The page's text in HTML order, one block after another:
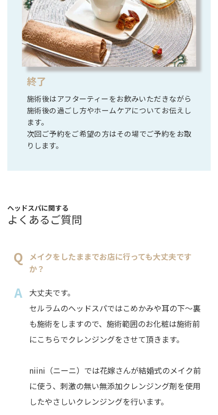
終了
施術後はアフターティーをお飲みいただきながら
施術後の過ごし方やホームケアについてお伝えし
ます。
次回ご予約をご希望の方はその場でご予約をお取
りします。
ヘッドスパに関する
よくあるご質問
メイクをしたままでお店に行っても大丈夫です
か？
大丈夫です。
セルラムのヘッドスパではこめかみや耳の下～裏
も施術をしますので、施術範囲のお化粧は施術前
にこちらでクレンジングをさせて頂きます。
niini（ニーニ）では花嫁さんが結婚式のメイク前
に使う、刺激の無い無添加クレンジング剤を使用
したやさしいクレンジングを行います。